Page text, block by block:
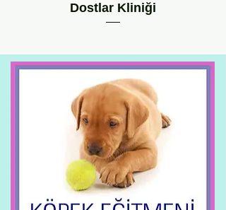
Dostlar Kliniği